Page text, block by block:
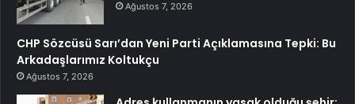
Ağustos 7, 2026
CHP Sözcüsü Sarı’dan Yeni Parti Açıklamasına Tepki: Bu
Arkadaşlarımız Koltukçu
Ağustos 7, 2026